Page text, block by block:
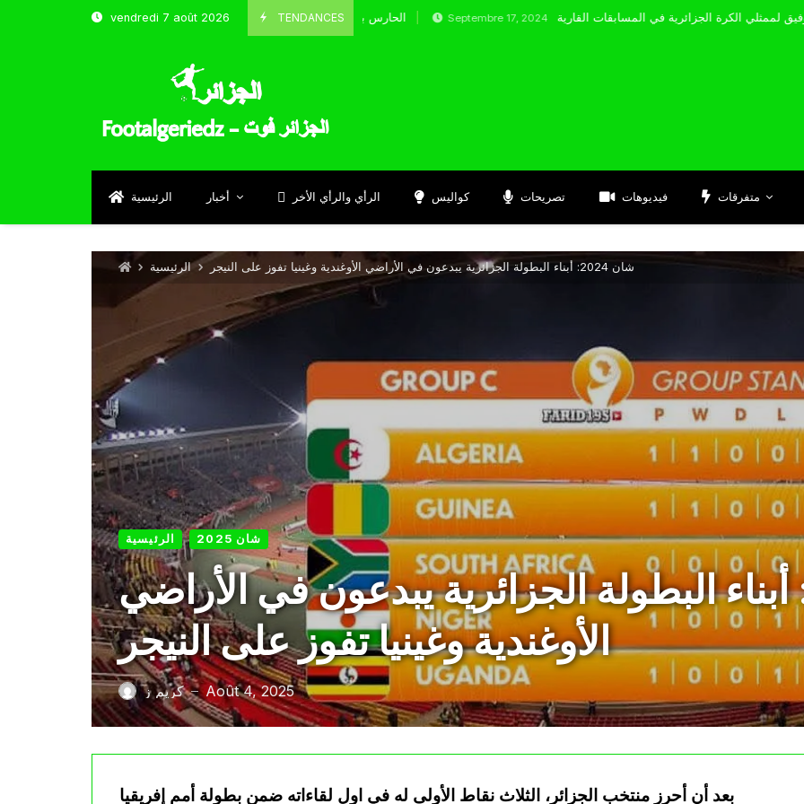
vendredi 7 août 2026 TENDANCES
الحارس بوحلفاية يتحدث عن طموحاته مع المنتخب و شباب قسنطينة Septembre 17, 2024
الرئيسية أخبار الرأي والرأي الأخر كواليس تصريحات فيديوهات متفرقات
الرئيسية شان 2024: أبناء البطولة الجزائرية يبدعون في الأراضي الأوغندية وغينيا تفوز على النيجر
الرئيسية شان 2025
2024: أبناء البطولة الجزائرية يبدعون في الأراضي
الأوغندية وغينيا تفوز على النيجر
كريم ز — Août 4, 2025
بعد أن أحرز منتخب الجزائر، الثلاث نقاط الأولى له في اول لقاءاته ضمن بطولة أمم إفريقيا